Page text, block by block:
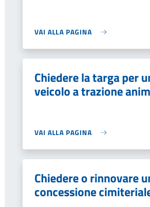
VAI ALLA PAGINA
Chiedere la targa per
veicolo a trazione
VAI ALLA PAGINA
Chiedere o rinnovare
concessione